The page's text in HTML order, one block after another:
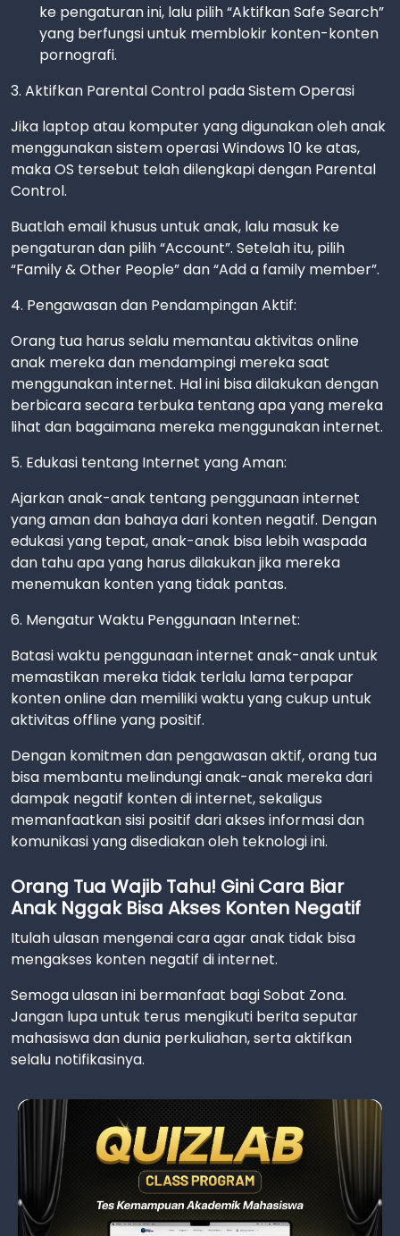
ke pengaturan ini, lalu pilih “Aktifkan Safe Search”
yang berfungsi untuk memblokir konten-konten
pornografi.
3. Aktifkan Parental Control pada Sistem Operasi
Jika laptop atau komputer yang digunakan oleh anak
menggunakan sistem operasi Windows 10 ke atas,
maka OS tersebut telah dilengkapi dengan Parental
Control.
Buatlah email khusus untuk anak, lalu masuk ke
pengaturan dan pilih “Account”. Setelah itu, pilih
“Family & Other People” dan “Add a family member”.
4. Pengawasan dan Pendampingan Aktif:
Orang tua harus selalu memantau aktivitas online
anak mereka dan mendampingi mereka saat
menggunakan internet. Hal ini bisa dilakukan dengan
berbicara secara terbuka tentang apa yang mereka
lihat dan bagaimana mereka menggunakan internet.
5. Edukasi tentang Internet yang Aman:
Ajarkan anak-anak tentang penggunaan internet
yang aman dan bahaya dari konten negatif. Dengan
edukasi yang tepat, anak-anak bisa lebih waspada
dan tahu apa yang harus dilakukan jika mereka
menemukan konten yang tidak pantas.
6. Mengatur Waktu Penggunaan Internet:
Batasi waktu penggunaan internet anak-anak untuk
memastikan mereka tidak terlalu lama terpapar
konten online dan memiliki waktu yang cukup untuk
aktivitas offline yang positif.
Dengan komitmen dan pengawasan aktif, orang tua
bisa membantu melindungi anak-anak mereka dari
dampak negatif konten di internet, sekaligus
memanfaatkan sisi positif dari akses informasi dan
komunikasi yang disediakan oleh teknologi ini.
Orang Tua Wajib Tahu! Gini Cara Biar
Anak Nggak Bisa Akses Konten Negatif
Itulah ulasan mengenai cara agar anak tidak bisa
mengakses konten negatif di internet.
Semoga ulasan ini bermanfaat bagi Sobat Zona.
Jangan lupa untuk terus mengikuti berita seputar
mahasiswa dan dunia perkuliahan, serta aktifkan
selalu notifikasinya.